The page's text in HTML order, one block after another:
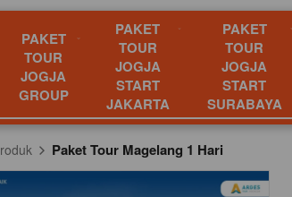
PAKET
TOUR
JOGJA
GROUP
PAKET
TOUR
JOGJA
START
JAKARTA
PAKET
TOUR
JOGJA
START
SURABAYA
Paket Tour Magelang 1 Hari